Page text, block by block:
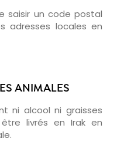
saisir un code postal
adresses locales en
ANIMALES
ni alcool ni graisses
livrés en Irak en